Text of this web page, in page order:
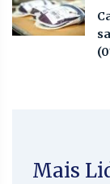
Mais